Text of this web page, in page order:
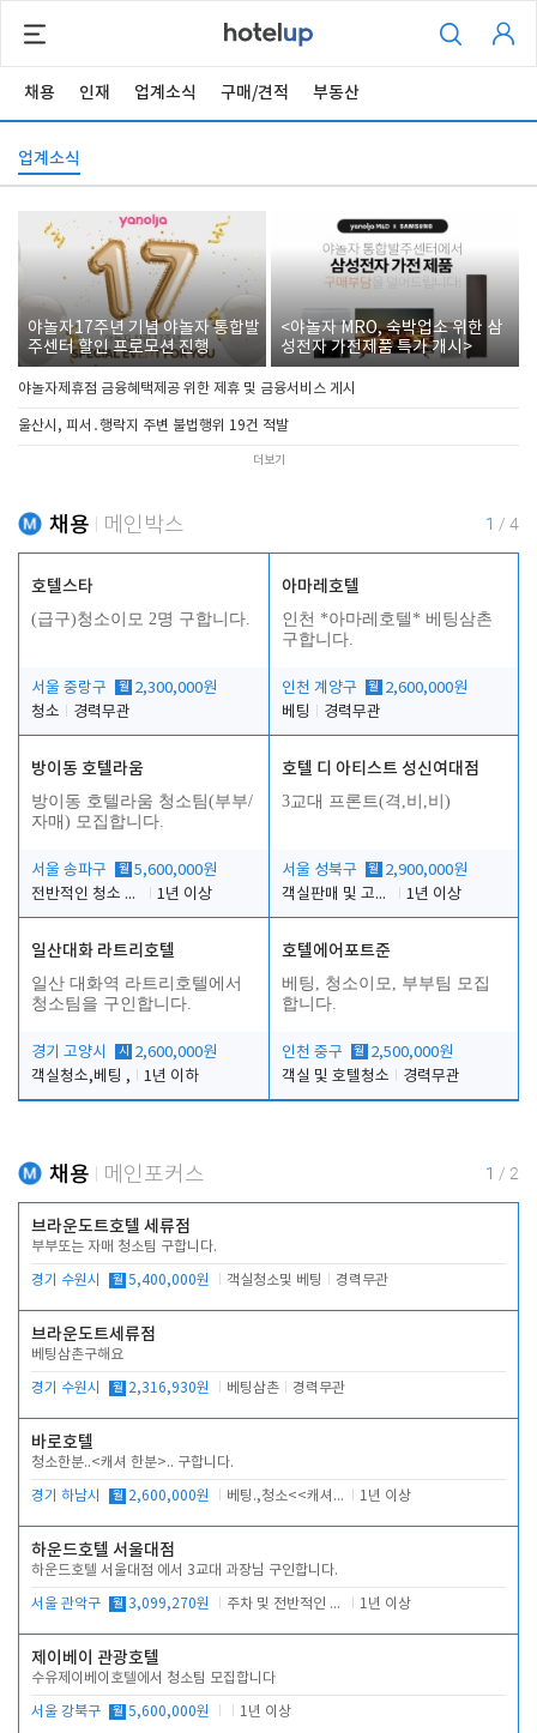
채용 인재 업계소식 구매/견적 부동산
업계소식
야놀자17주년 기념 야놀자 통합발
주센터 할인 프로모션 진행
<야놀자 MRO, 숙박업소 위한 삼
성전자 가전제품 특가 개시>
야놀자제휴점 금융혜택제공 위한 제휴 및 금융서비스 게시
울산시, 피서․행락지 주변 불법행위 19건 적발
더보기
채용 메인박스 1 / 4
호텔스타
(급구)청소이모 2명 구합니다.
서울 중랑구 월 2,300,000원
청소
경력무관
아마레호텔
인천 *아마레호텔* 베팅삼촌
구합니다.
인천 계양구 월 2,600,000원
베팅
경력무관
방이동 호텔라움
방이동 호텔라움 청소팀(부부/
자매) 모집합니다.
서울 송파구 월 5,600,000원
전반적인 청소 업무(객실청소.객실정리)
1년 이상
호텔 디 아티스트 성신여대점
3교대 프론트(격,비,비)
서울 성북구 월 2,900,000원
객실판매 및 고객응대
1년 이상
일산대화 라트리호텔
일산 대화역 라트리호텔에서
청소팀을 구인합니다.
경기 고양시 시
2,600,000원
객실청소,베팅 ,
1년 이하
호텔에어포트준
베팅, 청소이모, 부부팀 모집
합니다.
인천 중구 월 2,500,000원
객실 및 호텔청소
경력무관
채용 메인포커스 1 / 2
브라운도트호텔 세류점
부부또는 자매 청소팀 구합니다.
경기 수원시 월 5,400,000원 객실청소및 베팅 경력무관
브라운도트세류점
베팅삼촌구해요
경기 수원시 월 2,316,930원 베팅삼촌 경력무관
바로호텔
청소한분..<캐셔 한분>.. 구합니다.
경기 하남시 월 2,600,000원 베팅.,청소<<캐셔 모셔봅니다. 1년 이상
하운드호텔 서울대점
하운드호텔 서울대점 에서 3교대 과장님 구인합니다.
서울 관악구 월 3,099,270원 주차 및 전반적인 당번업무 1년 이상
제이베이 관광호텔
수유제이베이호텔에서 청소팀 모집합니다
서울 강북구 월 5,600,000원 1년 이상